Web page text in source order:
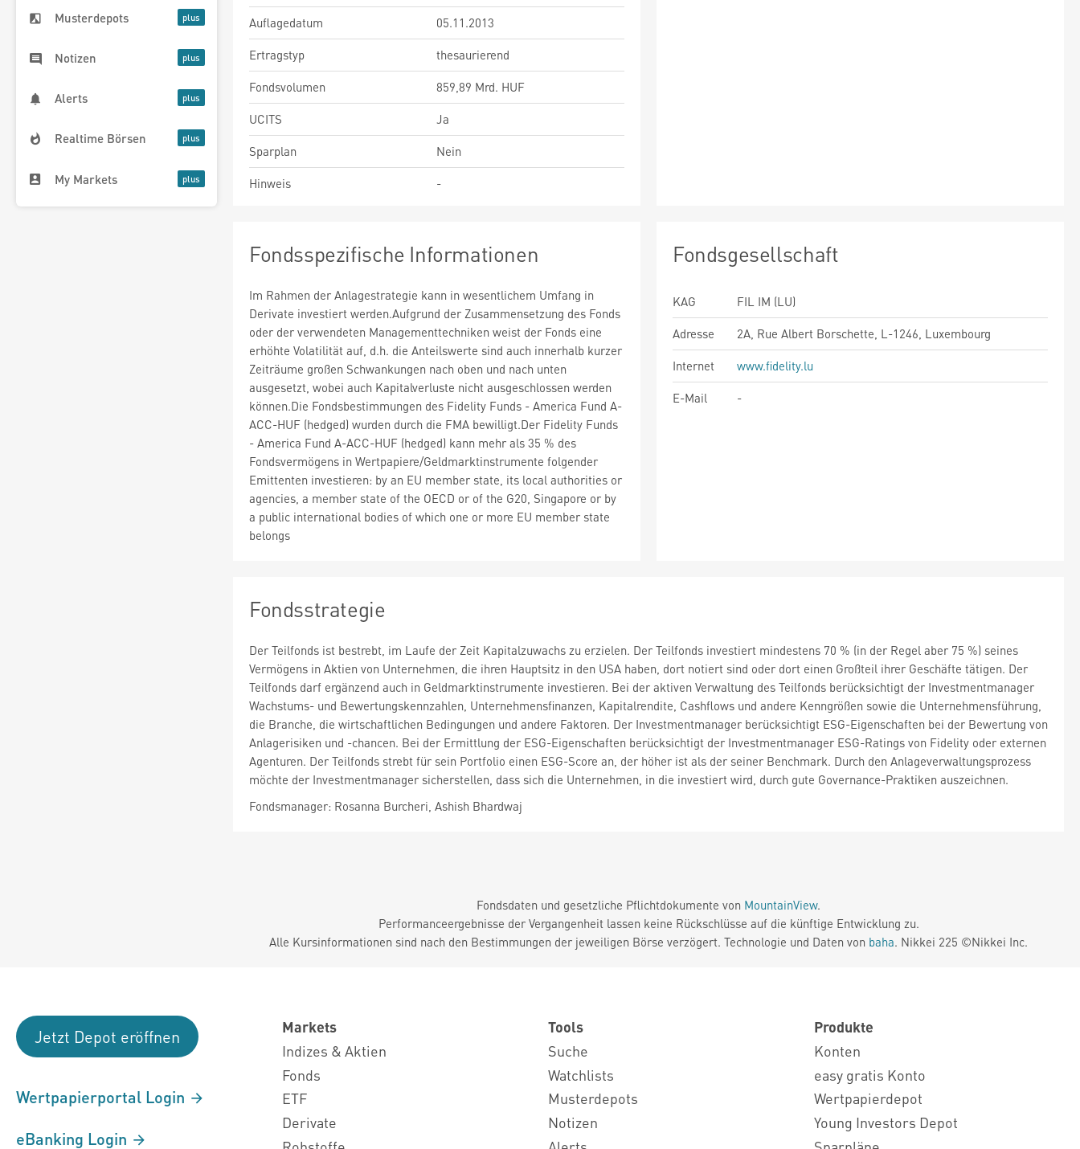
Musterdepots
Notizen
Alerts
Realtime Börsen
My Markets
Auflagedatum
05.11.2013
Ertragstyp
thesaurierend
Fondsvolumen
859,89 Mrd. HUF
UCITS
Ja
Sparplan
Nein
Hinweis
-
Fondsspezifische Informationen
Im Rahmen der Anlagestrategie kann in wesentlichem Umfang in
Derivate investiert werden.Aufgrund der Zusammensetzung des Fonds
oder der verwendeten Managementtechniken weist der Fonds eine
erhöhte Volatilität auf, d.h. die Anteilswerte sind auch innerhalb kurzer
Zeiträume großen Schwankungen nach oben und nach unten
ausgesetzt, wobei auch Kapitalverluste nicht ausgeschlossen werden
können.Die Fondsbestimmungen des Fidelity Funds - America Fund A-
ACC-HUF (hedged) wurden durch die FMA bewilligt.Der Fidelity Funds
- America Fund A-ACC-HUF (hedged) kann mehr als 35 % des
Fondsvermögens in Wertpapiere/Geldmarktinstrumente folgender
Emittenten investieren: by an EU member state, its local authorities or
agencies, a member state of the OECD or of the G20, Singapore or by
a public international bodies of which one or more EU member state
belongs
Fondsgesellschaft
KAG
FIL IM (LU)
Adresse
2A, Rue Albert Borschette, L-1246, Luxembourg
Internet
www.fidelity.lu
E-Mail
-
Fondsstrategie
Der Teilfonds ist bestrebt, im Laufe der Zeit Kapitalzuwachs zu erzielen. Der Teilfonds investiert mindestens 70 % (in der Regel aber 75 %) seines
Vermögens in Aktien von Unternehmen, die ihren Hauptsitz in den USA haben, dort notiert sind oder dort einen Großteil ihrer Geschäfte tätigen. Der
Teilfonds darf ergänzend auch in Geldmarktinstrumente investieren. Bei der aktiven Verwaltung des Teilfonds berücksichtigt der Investmentmanager
Wachstums- und Bewertungskennzahlen, Unternehmensfinanzen, Kapitalrendite, Cashflows und andere Kenngrößen sowie die Unternehmensführung,
die Branche, die wirtschaftlichen Bedingungen und andere Faktoren. Der Investmentmanager berücksichtigt ESG-Eigenschaften bei der Bewertung von
Anlagerisiken und -chancen. Bei der Ermittlung der ESG-Eigenschaften berücksichtigt der Investmentmanager ESG-Ratings von Fidelity oder externen
Agenturen. Der Teilfonds strebt für sein Portfolio einen ESG-Score an, der höher ist als der seiner Benchmark. Durch den Anlageverwaltungsprozess
möchte der Investmentmanager sicherstellen, dass sich die Unternehmen, in die investiert wird, durch gute Governance-Praktiken auszeichnen.
Fondsmanager: Rosanna Burcheri, Ashish Bhardwaj
Fondsdaten und gesetzliche Pflichtdokumente von MountainView.
Performanceergebnisse der Vergangenheit lassen keine Rückschlüsse auf die künftige Entwicklung zu.
Alle Kursinformationen sind nach den Bestimmungen der jeweiligen Börse verzögert. Technologie und Daten von baha. Nikkei 225 ©Nikkei Inc.
Jetzt Depot eröffnen
Wertpapierportal Login
eBanking Login
Markets
Indizes & Aktien
Fonds
ETF
Derivate
Tools
Suche
Watchlists
Musterdepots
Notizen
Produkte
Konten
easy gratis Konto
Wertpapierdepot
Young Investors Depot